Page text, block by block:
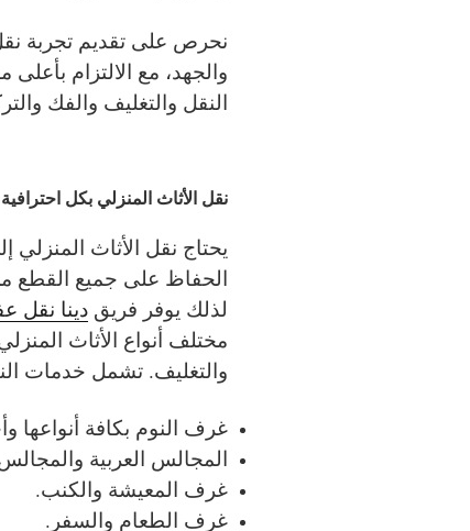
نحرص على تقديم تجربة
والجهد، مع الالتزام
النقل والتغليف والفك
نقل الأثاث المنزلي بكل احترافية
يحتاج نقل الأثاث
الحفاظ على جميع القطع
لذلك يوفر فريق دينا
مختلف أنواع الأثاث
والتغليف. تشمل خدمات
غرف النوم بكافة أنواعها
المجالس العربية
غرف المعيشة والكنب.
غرف الطعام والسفر.